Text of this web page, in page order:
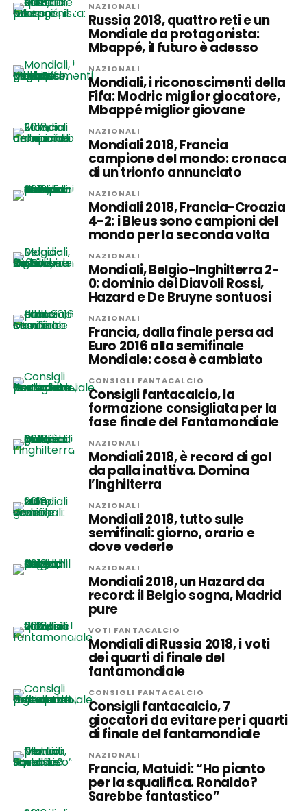
NAZIONALI
Russia 2018, quattro reti e un
Mondiale da protagonista:
Mbappé, il futuro è adesso
NAZIONALI
Mondiali, i riconoscimenti della
Fifa: Modric miglior giocatore,
Mbappé miglior giovane
NAZIONALI
Mondiali 2018, Francia
campione del mondo: cronaca
di un trionfo annunciato
NAZIONALI
Mondiali 2018, Francia-Croazia
4-2: i Bleus sono campioni del
mondo per la seconda volta
NAZIONALI
Mondiali, Belgio-Inghilterra 2-
0: dominio dei Diavoli Rossi,
Hazard e De Bruyne sontuosi
NAZIONALI
Francia, dalla finale persa ad
Euro 2016 alla semifinale
Mondiale: cosa è cambiato
CONSIGLI FANTACALCIO
Consigli fantacalcio, la
formazione consigliata per la
fase finale del Fantamondiale
NAZIONALI
Mondiali 2018, è record di gol
da palla inattiva. Domina
l’Inghilterra
NAZIONALI
Mondiali 2018, tutto sulle
semifinali: giorno, orario e
dove vederle
NAZIONALI
Mondiali 2018, un Hazard da
record: il Belgio sogna, Madrid
pure
VOTI FANTACALCIO
Mondiali di Russia 2018, i voti
dei quarti di finale del
fantamondiale
CONSIGLI FANTACALCIO
Consigli fantacalcio, 7
giocatori da evitare per i quarti
di finale del fantamondiale
NAZIONALI
Francia, Matuidi: “Ho pianto
per la squalifica. Ronaldo?
Sarebbe fantastico”